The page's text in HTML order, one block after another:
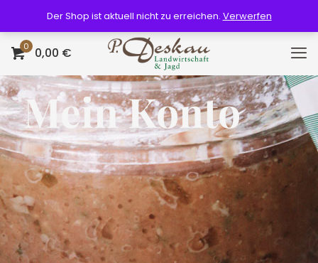
0 0,00 €
Mein Konto
Der Shop ist aktuell nicht zu erreichen. Verwerfen